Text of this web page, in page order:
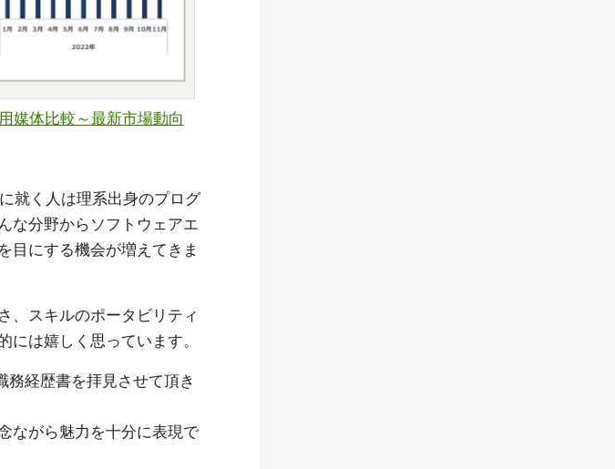
媒体比較～最新市場動向
就く人は理系出身のプログ
な分野からソフトウェアエ
目にする機会が増えてきま
、スキルのポータビリティ
は嬉しく思っています。
経歴書を拝見させて頂き
ながら魅力を十分に表現で